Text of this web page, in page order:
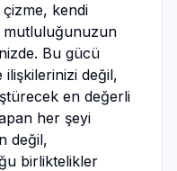
çizme, kendi
mutluluğunuzun
Bu gücü
değil,
en değerli
her şeyi
değil,
birliktelikler